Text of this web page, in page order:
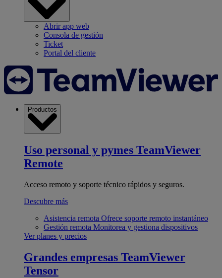
Abrir app web
Consola de gestión
Ticket
Portal del cliente
Productos
Uso personal y pymes TeamViewer
Remote
Acceso remoto y soporte técnico rápidos y seguros.
Descubre más
Asistencia remota Ofrece soporte remoto instantáneo
Gestión remota Monitorea y gestiona dispositivos
Ver planes y precios
Grandes empresas TeamViewer
Tensor